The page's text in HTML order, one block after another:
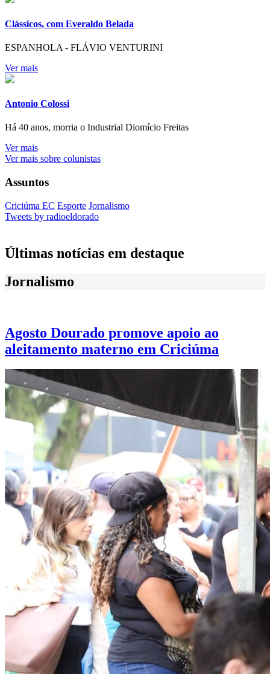
Clássicos, com Everaldo Belada
ESPANHOLA - FLÁVIO VENTURINI
Ver mais
Antonio Colossi
Há 40 anos, morria o Industrial Diomício Freitas
Ver mais
Ver mais sobre colunistas
Assuntos
Criciúma EC Esporte Jornalismo
Tweets by radioeldorado
Últimas notícias em destaque
Jornalismo
Agosto Dourado promove apoio ao
aleitamento materno em Criciúma